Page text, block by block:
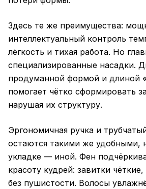
Здесь те же преимущества:
интеллектуальный контроль
лёгкость и тихая работа. Но
специализированные насадки.
продуманной формой и длиной
помогает чётко сформировать
нарушая их структуру.
Эргономичная ручка и
остаются такими же удобными,
укладке — иной. Фен
красоту кудрей: завитки
без пушистости. Волосы